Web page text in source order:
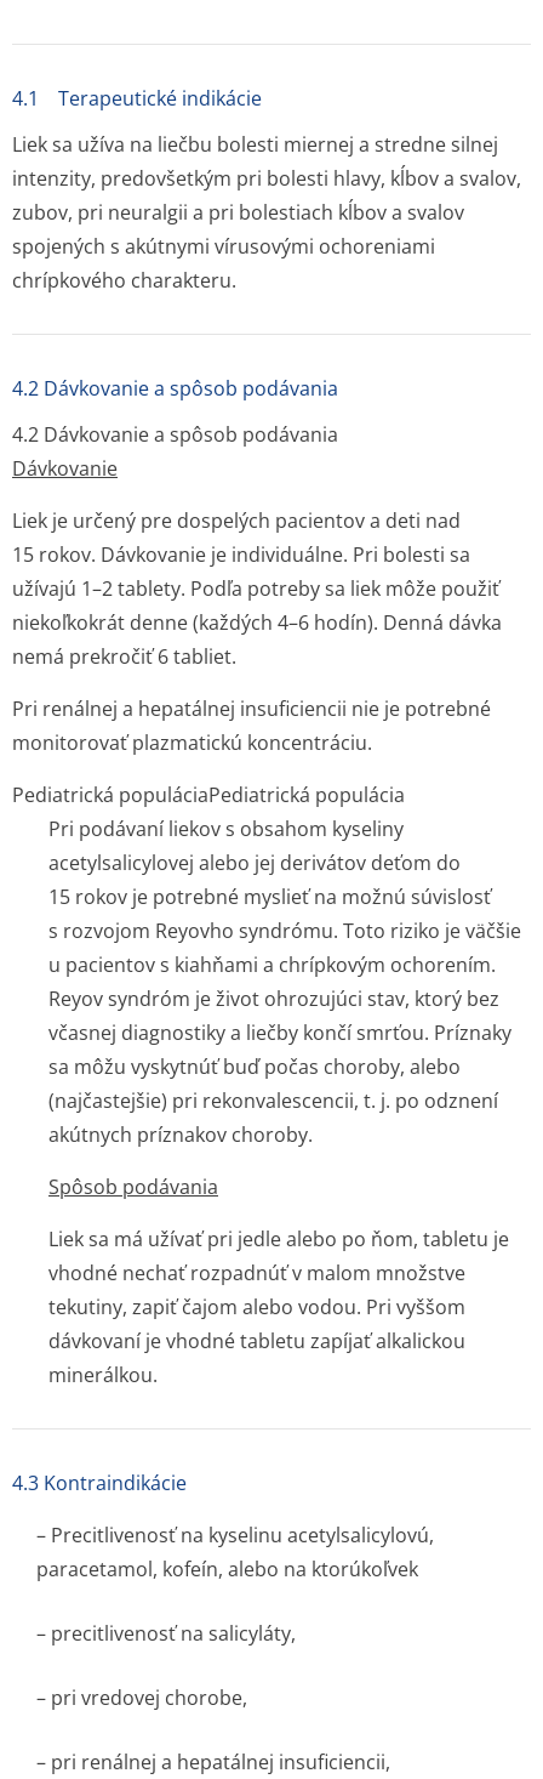
4.1 Terapeutické indikácie
Liek sa užíva na liečbu bolesti miernej a stredne silnej
intenzity, predovšetkým pri bolesti hlavy, kĺbov a svalov,
zubov, pri neuralgii a pri bolestiach kĺbov a svalov
spojených s akútnymi vírusovými ochoreniami
chrípkového charakteru.
4.2 Dávkovanie a spôsob podávania
4.2 Dávkovanie a spôsob podávania
Dávkovanie
Liek je určený pre dospelých pacientov a deti nad
15 rokov. Dávkovanie je individuálne. Pri bolesti sa
užívajú 1–2 tablety. Podľa potreby sa liek môže použiť
niekoľkokrát denne (každých 4–6 hodín). Denná dávka
nemá prekročiť 6 tabliet.
Pri renálnej a hepatálnej insuficiencii nie je potrebné
monitorovať plazmatickú koncentráciu.
Pediatrická populáciaPediatrická populácia
Pri podávaní liekov s obsahom kyseliny
acetylsalicylovej alebo jej derivátov deťom do
15 rokov je potrebné myslieť na možnú súvislosť
s rozvojom Reyovho syndrómu. Toto riziko je väčšie
u pacientov s kiahňami a chrípkovým ochorením.
Reyov syndróm je život ohrozujúci stav, ktorý bez
včasnej diagnostiky a liečby končí smrťou. Príznaky
sa môžu vyskytnúť buď počas choroby, alebo
(najčastejšie) pri rekonvalescencii, t. j. po odznení
akútnych príznakov choroby.
Spôsob podávania
Liek sa má užívať pri jedle alebo po ňom, tabletu je
vhodné nechať rozpadnúť v malom množstve
tekutiny, zapiť čajom alebo vodou. Pri vyššom
dávkovaní je vhodné tabletu zapíjať alkalickou
minerálkou.
4.3 Kontraindikácie
– Precitlivenosť na kyselinu acetylsalicylovú,
paracetamol, kofeín, alebo na ktorúkoľvek
– precitlivenosť na salicyláty,
– pri vredovej chorobe,
– pri renálnej a hepatálnej insuficiencii,